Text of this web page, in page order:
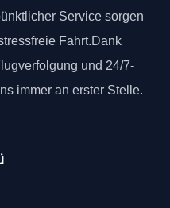
Service sorgen
Fahrt.Dank
und 24/7-
immer an erster Stelle.